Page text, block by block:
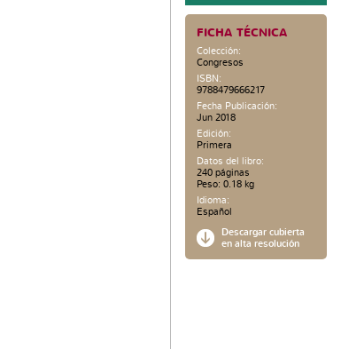
FICHA TÉCNICA
Colección:
Congresos
ISBN:
9788479666217
Fecha Publicación:
Jun 2018
Edición:
Primera
Datos del libro:
240 páginas
Peso: 0.18 kg
Idioma:
Español
Descargar cubierta
en alta resolución